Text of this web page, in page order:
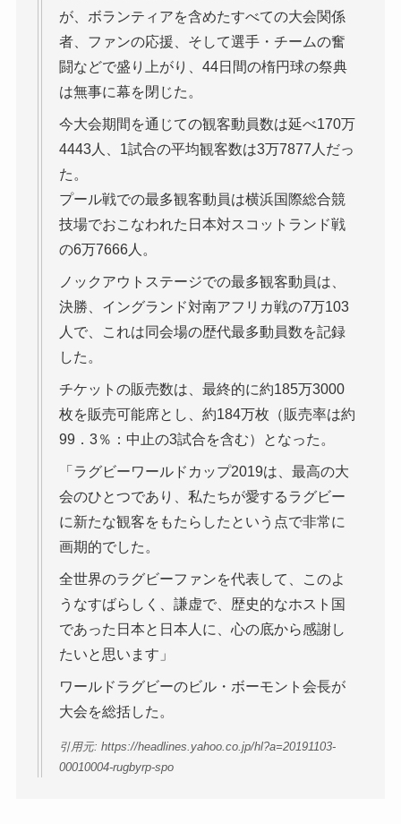
が、ボランティアを含めたすべての大会関係
者、ファンの応援、そして選手・チームの奮
闘などで盛り上がり、44日間の楕円球の祭典
は無事に幕を閉じた。
今大会期間を通じての観客動員数は延べ170万
4443人、1試合の平均観客数は3万7877人だっ
た。
プール戦での最多観客動員は横浜国際総合競
技場でおこなわれた日本対スコットランド戦
の6万7666人。
ノックアウトステージでの最多観客動員は、
決勝、イングランド対南アフリカ戦の7万103
人で、これは同会場の歴代最多動員数を記録
した。
チケットの販売数は、最終的に約185万3000
枚を販売可能席とし、約184万枚（販売率は約
99．3％：中止の3試合を含む）となった。
「ラグビーワールドカップ2019は、最高の大
会のひとつであり、私たちが愛するラグビー
に新たな観客をもたらしたという点で非常に
画期的でした。
全世界のラグビーファンを代表して、このよ
うなすばらしく、謙虚で、歴史的なホスト国
であった日本と日本人に、心の底から感謝し
たいと思います」
ワールドラグビーのビル・ボーモント会長が
大会を総括した。
引用元: https://headlines.yahoo.co.jp/hl?a=20191103-
00010004-rugbyrp-spo